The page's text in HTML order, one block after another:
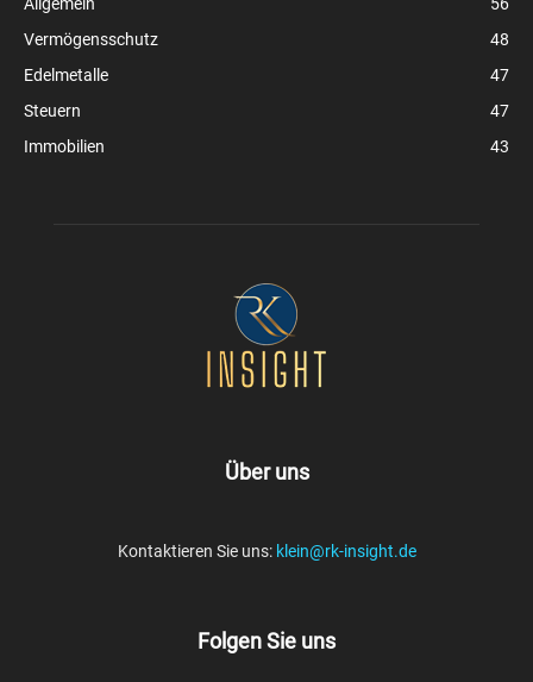
Vermögensschutz
48
Edelmetalle
47
Steuern
47
Immobilien
43
Über uns
Kontaktieren Sie uns: klein@rk-insight.de
Folgen Sie uns